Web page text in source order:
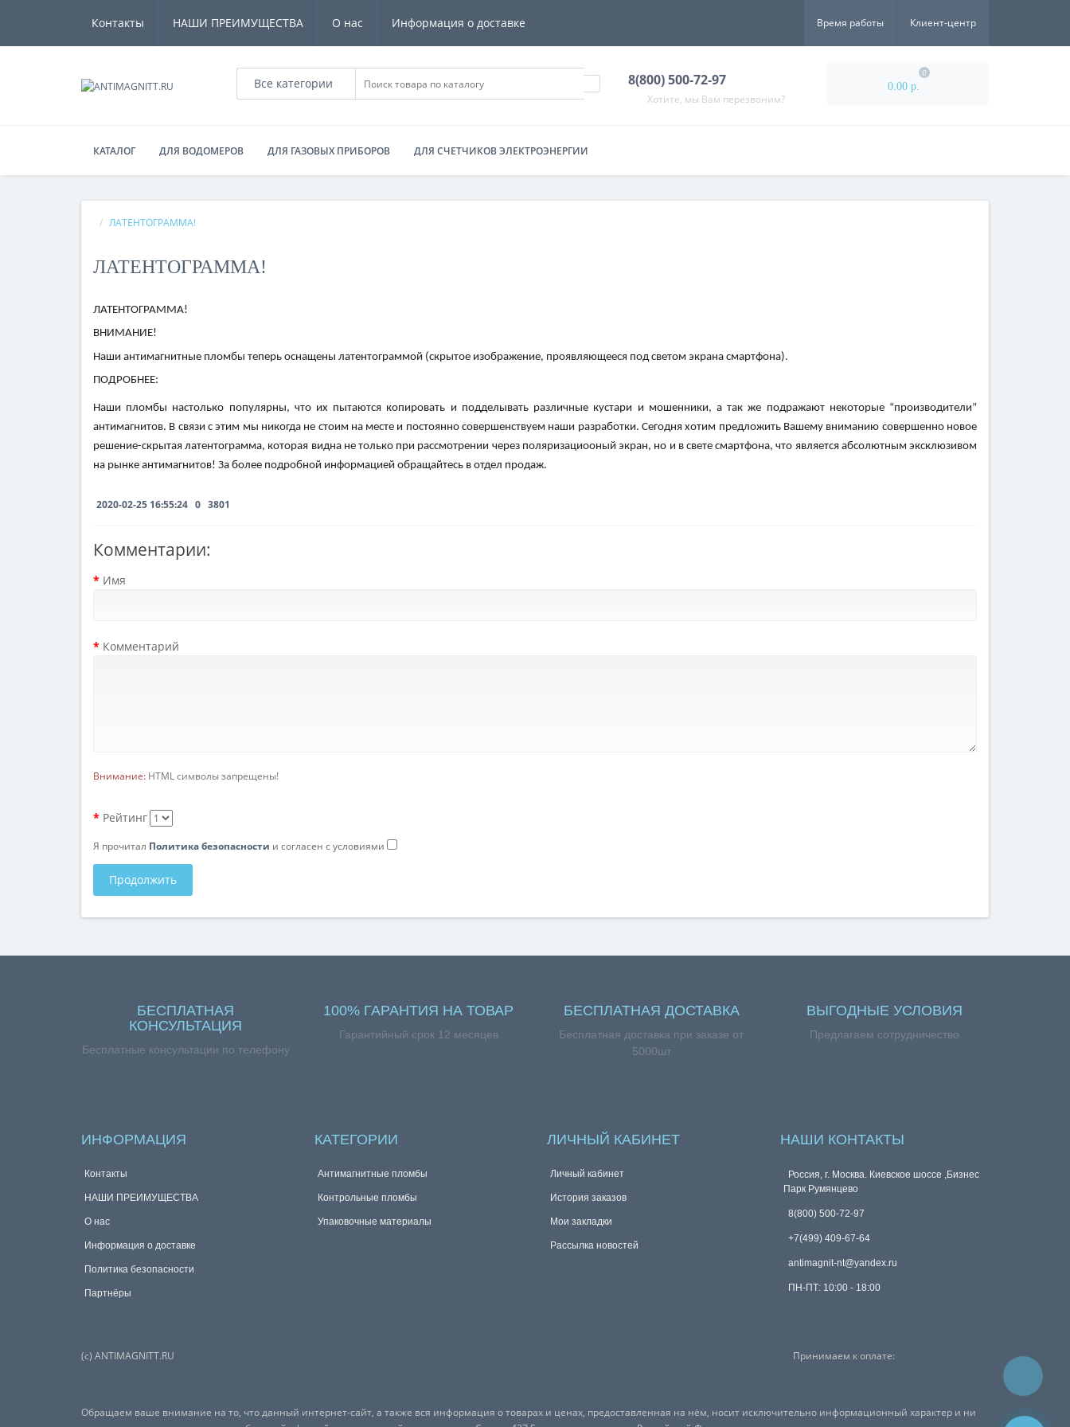
Контакты НАШИ ПРЕИМУЩЕСТВА О нас Информация о доставке Время работы Клиент-центр
Все категории 8(800) 500-72-97
Хотите, мы Вам перезвоним?
0.00 р.
0
КАТАЛОГ ДЛЯ ВОДОМЕРОВ ДЛЯ ГАЗОВЫХ ПРИБОРОВ ДЛЯ СЧЕТЧИКОВ ЭЛЕКТРОЭНЕРГИИ
ЛАТЕНТОГРАММА!
ЛАТЕНТОГРАММА!
ЛАТЕНТОГРАММА!
ВНИМАНИЕ!
Наши антимагнитные пломбы теперь оснащены латентограммой (скрытое изображение, проявляющееся под светом экрана смартфона).
ПОДРОБНЕЕ:
Наши пломбы настолько популярны, что их пытаются копировать и подделывать различные кустари и мошенники, а так же подражают некоторые “производители”
антимагнитов. В связи с этим мы никогда не стоим на месте и постоянно совершенствуем наши разработки. Сегодня хотим предложить Вашему вниманию совершенно новое
решение-скрытая латентограмма, которая видна не только при рассмотрении через поляризациооный экран, но и в свете смартфона, что является абсолютным эксклюзивом
на рынке антимагнитов! За более подробной информацией обращайтесь в отдел продаж.
2020-02-25 16:55:24 0 3801
Комментарии:
Имя
Комментарий
Внимание: HTML символы запрещены!
Рейтинг
Я прочитал Политика безопасности и согласен с условиями
Продолжить
БЕСПЛАТНАЯ
КОНСУЛЬТАЦИЯ
Бесплатные консультации по телефону
100% ГАРАНТИЯ НА ТОВАР
Гарантийный срок 12 месяцев
БЕСПЛАТНАЯ ДОСТАВКА
Бесплатная доставка при заказе от
5000шт
ВЫГОДНЫЕ УСЛОВИЯ
Предлагаем сотрудничество
ИНФОРМАЦИЯ
Контакты
НАШИ ПРЕИМУЩЕСТВА
О нас
Информация о доставке
Политика безопасности
Партнёры
КАТЕГОРИИ
Антимагнитные пломбы
Контрольные пломбы
Упаковочные материалы
ЛИЧНЫЙ КАБИНЕТ
Личный кабинет
История заказов
Мои закладки
Рассылка новостей
НАШИ КОНТАКТЫ
Россия, г. Москва. Киевское шоссе ,Бизнес
Парк Румянцево
8(800) 500-72-97
+7(499) 409-67-64
antimagnit-nt@yandex.ru
ПН-ПТ: 10:00 - 18:00
(с) ANTIMAGNITT.RU Принимаем к оплате:
Обращаем ваше внимание на то, что данный интернет-сайт, а также вся информация о товарах и ценах, предоставленная на нём, носит исключительно информационный характер и ни